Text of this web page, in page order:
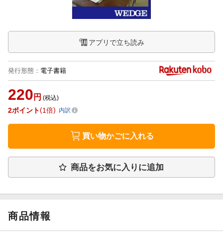
アプリで立ち読み
発行形態 ： 電子書籍
220 円 (税込)
2ポイント 1倍 内訳
買い物かごに入れる
商品をお気に入りに追加
商品情報